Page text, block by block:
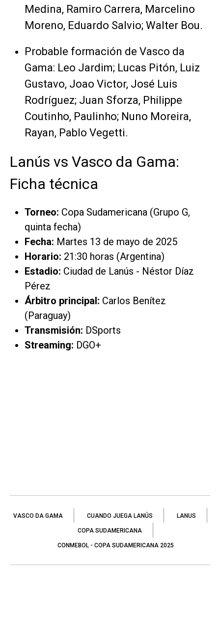
Medina, Ramiro Carrera, Marcelino
Moreno, Eduardo Salvio; Walter Bou.
Probable formación de Vasco da
Gama: Leo Jardim; Lucas Pitón, Luiz
Gustavo, Joao Victor, José Luis
Rodríguez; Juan Sforza, Philippe
Coutinho, Paulinho; Nuno Moreira,
Rayan, Pablo Vegetti.
Lanús vs Vasco da Gama:
Ficha técnica
Torneo: Copa Sudamericana (Grupo G,
quinta fecha)
Fecha: Martes 13 de mayo de 2025
Horario: 21:30 horas (Argentina)
Estadio: Ciudad de Lanús - Néstor Díaz
Pérez
Árbitro principal: Carlos Benítez
(Paraguay)
Transmisión: DSports
Streaming: DGO+
VASCO DA GAMA CUANDO JUEGA LANÚS LANUS
COPA SUDAMERICANA
CONMEBOL - COPA SUDAMERICANA 2025